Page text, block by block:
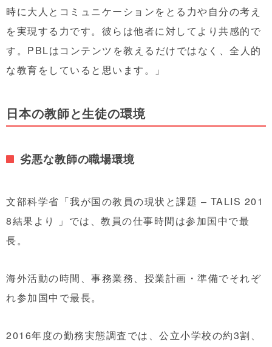
時に大人とコミュニケーションをとる力や自分の考え
を実現する力です。彼らは他者に対してより共感的で
す。PBLはコンテンツを教えるだけではなく、全人的
な教育をしていると思います。」
日本の教師と生徒の環境
劣悪な教師の職場環境
文部科学省「我が国の教員の現状と課題 – TALIS 201
8結果より 」では、教員の仕事時間は参加国中で最
長。
海外活動の時間、事務業務、授業計画・準備でそれぞ
れ参加国中で最長。
2016年度の勤務実態調査では、公立小学校の約3割、